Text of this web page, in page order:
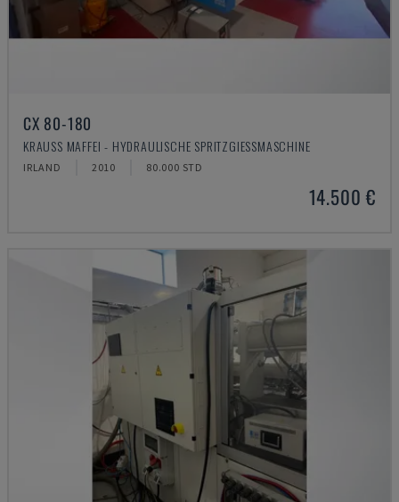
CX 80-180
KRAUSS MAFFEI - HYDRAULISCHE SPRITZGIESSMASCHINE
IRLAND 2010 80.000 STD
14.500 €